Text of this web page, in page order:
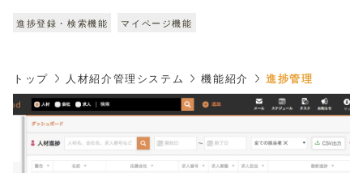
進捗登録・検索機能 マイページ機能
トップ 人材紹介管理システム 機能紹介 進捗管理